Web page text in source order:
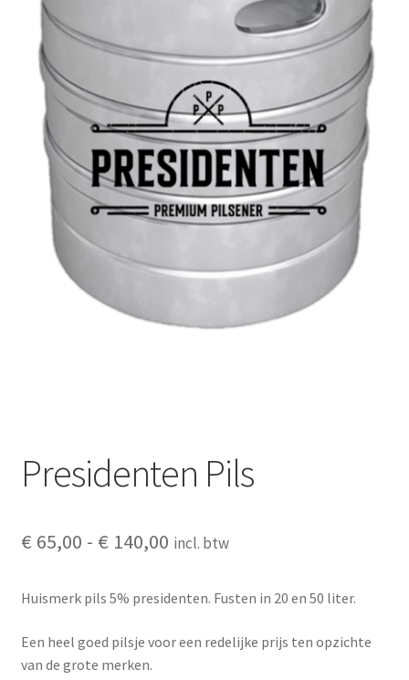
Privacyverklaring
Producten + prijzen
Vacature: Medewerker bezorging & opbouw
Vacature: Parttime medewerker bezorging & opbouw
Wie zijn wij
Winkelmand
Presidenten Pils
€ 65,00 - € 140,00Prijsklasse:
tot
€ 140,00
incl. btw
Huismerk pils 5% presidenten. Fusten in 20 en 50 liter.
Een heel goed pilsje voor een redelijke prijs ten opzichte
van de grote merken.